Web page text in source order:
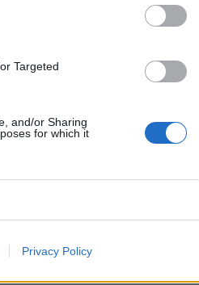
Targeted
and/or Sharing
for which it
Privacy Policy
un Français
sur trois